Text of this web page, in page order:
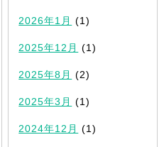
2026年1月 (1)
2025年12月 (1)
2025年8月 (2)
2025年3月 (1)
2024年12月 (1)